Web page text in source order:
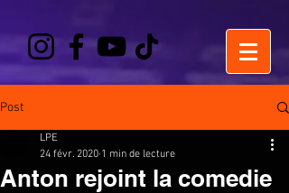
Post
Anton rejoint la comedie
LPE
24 févr. 2020 1 min de lecture